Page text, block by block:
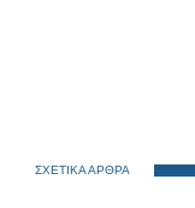
ΣΧΕΤΙΚΑ ΑΡΘΡΑ